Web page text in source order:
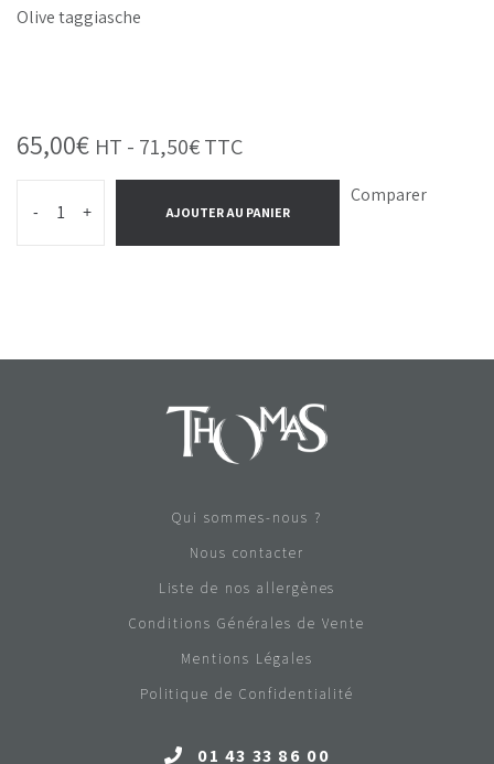
Olive taggiasche
65,00€ HT - 71,50€TTC
- + AJOUTER AU PANIER
Comparer
Qui sommes-nous ?
Nous contacter
Liste de nos allergènes
Conditions Générales de Vente
Mentions Légales
Politique de Confidentialité
01 43 33 86 00